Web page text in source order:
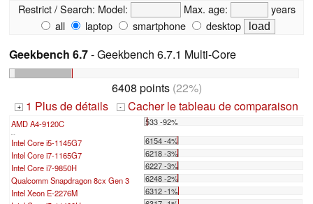
Restrict / Search: Model: Max. age:
years
all
laptop smartphone desktop
Geekbench 6.7- Geekbench 6.7.1 Multi-Core
6408 points(22%)
+ 1 Plus de détails - Cacher le tableau de comparaison
AMD A4-9120C 533 -92%
...
Intel Core i5-1145G7
6154 -4%
Intel Core i7-1165G7
6218 -3%
Intel Core i7-9850H
6227 -3%
Qualcomm Snapdragon 8cx Gen 3
6248 -2%
Intel Xeon E-2276M
6312 -1%